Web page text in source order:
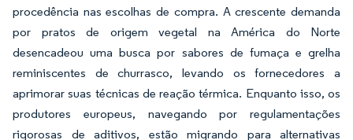
procedência nas escolhas de compra. A crescente demanda
por pratos de origem vegetal na América do Norte
desencadeou uma busca por sabores de fumaça e grelha
reminiscentes de churrasco, levando os fornecedores a
aprimorar suas técnicas de reação térmica. Enquanto isso, os
produtores europeus, navegando por regulamentações
rigorosas de aditivos, estão migrando para alternativas